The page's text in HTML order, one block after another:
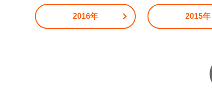
2016年 2015年